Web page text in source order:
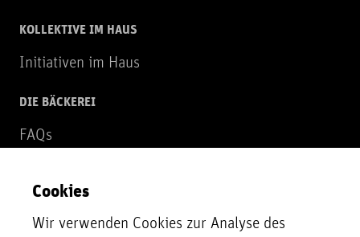
KOLLEKTIVE IM HAUS
Initiativen im Haus
DIE BÄCKEREI
FAQs
NEWSLETTER
Zur Newsletter Anmeldung
Cookies
Wir verwenden Cookies zur Analyse des